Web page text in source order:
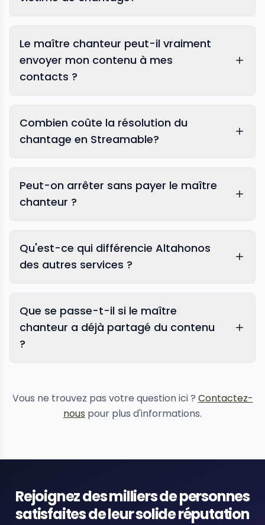
Le maître chanteur peut-il vraiment
envoyer mon contenu à mes
contacts ?
Combien coûte la résolution du
chantage en Streamable?
Peut-on arrêter sans payer le maître
chanteur ?
Qu'est-ce qui différencie Altahonos
des autres services ?
Que se passe-t-il si le maître
chanteur a déjà partagé du contenu
?
Vous ne trouvez pas votre question ici ? Contactez-
nous pour plus d'informations.
Rejoignez des milliers de personnes
satisfaites de leur solide réputation